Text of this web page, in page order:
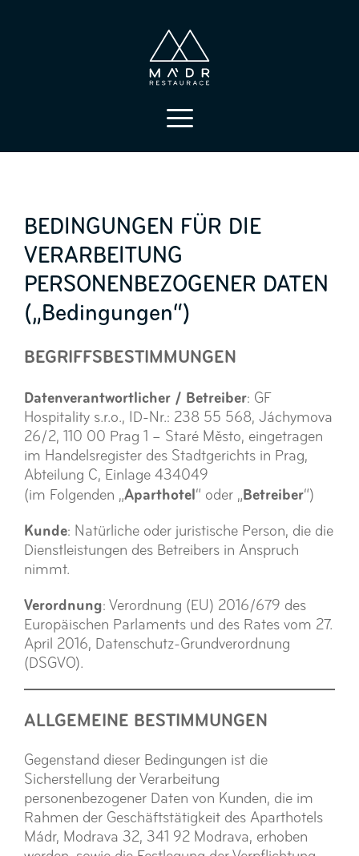
Datenschutz-Bestimmungen
BEDINGUNGEN FÜR DIE
VERARBEITUNG
PERSONENBEZOGENER DATEN
(„Bedingungen“)
BEGRIFFSBESTIMMUNGEN
Datenverantwortlicher / Betreiber: GF
Hospitality s.r.o., ID-Nr.: 238 55 568, Jáchymova
26/2, 110 00 Prag 1 – Staré Město, eingetragen
im Handelsregister des Stadtgerichts in Prag,
Abteilung C, Einlage 434049
(im Folgenden „Aparthotel“ oder „Betreiber“)
Kunde: Natürliche oder juristische Person, die die
Dienstleistungen des Betreibers in Anspruch
nimmt.
Verordnung: Verordnung (EU) 2016/679 des
Europäischen Parlaments und des Rates vom 27.
April 2016, Datenschutz-Grundverordnung
(DSGVO).
ALLGEMEINE BESTIMMUNGEN
Gegenstand dieser Bedingungen ist die
Sicherstellung der Verarbeitung
personenbezogener Daten von Kunden, die im
Rahmen der Geschäftstätigkeit des Aparthotels
Mádr, Modrava 32, 341 92 Modrava, erhoben